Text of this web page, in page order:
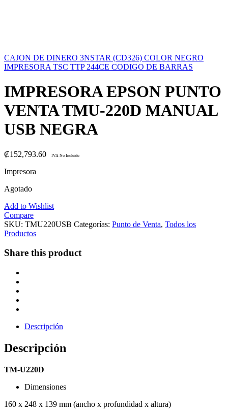
CAJON DE DINERO 3NSTAR (CD326) COLOR NEGRO
IMPRESORA TSC TTP 244CE CODIGO DE BARRAS
IMPRESORA EPSON PUNTO
VENTA TMU-220D MANUAL
USB NEGRA
₡152,793.60 IVA No Incluido
Impresora
Agotado
Add to Wishlist
Compare
SKU: TMU220USB Categorías: Punto de Venta, Todos los
Productos
Share this product
Descripción
Descripción
TM-U220D
Dimensiones
160‎ x 248 x 139 mm (ancho x profundidad x altura)